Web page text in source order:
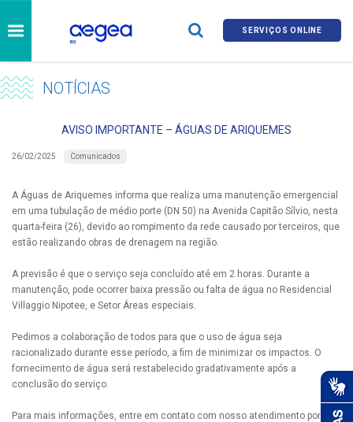
SERVIÇOS ONLINE
NOTÍCIAS
AVISO IMPORTANTE – ÁGUAS DE ARIQUEMES
26/02/2025 Comunicados
A Águas de Ariquemes informa que realiza uma manutenção emergencial
em uma tubulação de médio porte (DN 50) na Avenida Capitão Sílvio, nesta
quarta-feira (26), devido ao rompimento da rede causado por terceiros, que
estão realizando obras de drenagem na região.
A previsão é que o serviço seja concluído até em 2 horas. Durante a
manutenção, pode ocorrer baixa pressão ou falta de água no Residencial
Villaggio Nipotee, e Setor Áreas especiais.
Pedimos a colaboração de todos para que o uso de água seja
racionalizado durante esse período, a fim de minimizar os impactos. O
fornecimento de água será restabelecido gradativamente após a
conclusão do serviço.
Para mais informações, entre em contato com nosso atendimento por